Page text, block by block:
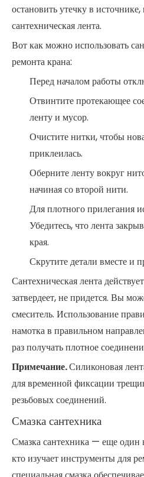
остановить утечку в
сантехническая лента.
Вот как можно использовать
ремонта крана:
Перед началом работы
Отвинтите протекающее
ленту и мусор.
Очистите нитки, чтобы
приклеилась.
Оберните ленту вокруг
начиная со второй нити.
Для плотного прилегания
Убедитесь, что лента
края.
Скрутите детали вместе и
Сантехническая лента
затвердеет, не придется. Вы
смеситель. Использование
намотка в правильном
раз получать плотное
Примечание.Силиконовая
для временной фиксации
резьбовых соединений.
Смазка сантехника
Смазка сантехника — еще один
кто изучает инструменты для